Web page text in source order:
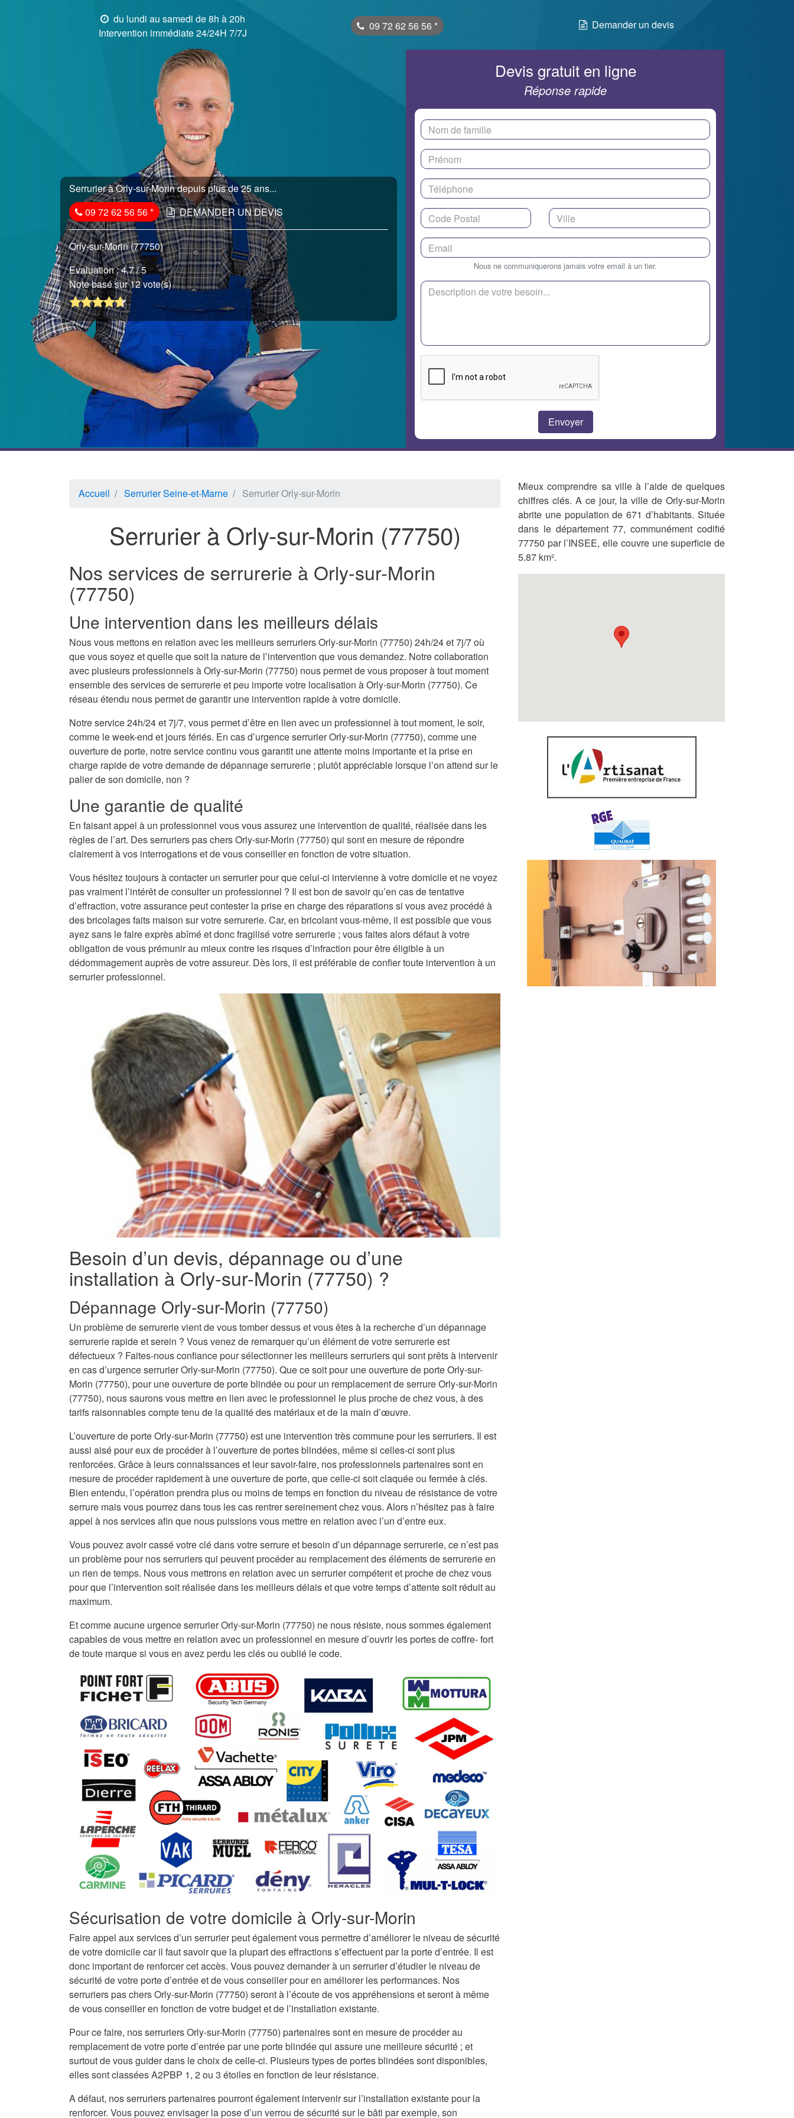
du lundi au samedi de 8h à 20h
Intervention immédiate 24/24H 7/7J
09 72 62 56 56 * Demander un devis
Serrurier à Orly-sur-Morin depuis plus de 25 ans...
09 72 62 56 56* DEMANDER UN DEVIS
Orly-sur-Morin (77750)
Evaluation :4.7/ 5
Note basé sur 12 vote(s)
Devis gratuit en ligne
Réponse rapide
Nous ne communiquerons jamais votre email à un tier.
Accueil Serrurier Seine-et-Marne Serrurier Orly-sur-Morin
Serrurier à Orly-sur-Morin (77750)
Nos services de serrurerie à Orly-sur-Morin
(77750)
Une intervention dans les meilleurs délais
Nous vous mettons en relation avec les meilleurs serruriers Orly-sur-Morin (77750) 24h/24 et 7j/7 où
que vous soyez et quelle que soit la nature de l’intervention que vous demandez. Notre collaboration
avec plusieurs professionnels à Orly-sur-Morin (77750) nous permet de vous proposer à tout moment
ensemble des services de serrurerie et peu importe votre localisation à Orly-sur-Morin (77750). Ce
réseau étendu nous permet de garantir une intervention rapide à votre domicile.
Notre service 24h/24 et 7j/7, vous permet d’être en lien avec un professionnel à tout moment, le soir,
comme le week-end et jours fériés. En cas d’urgence serrurier Orly-sur-Morin (77750), comme une
ouverture de porte, notre service continu vous garantit une attente moins importante et la prise en
charge rapide de votre demande de dépannage serrurerie ; plutôt appréciable lorsque l’on attend sur le
palier de son domicile, non ?
Une garantie de qualité
En faisant appel à un professionnel vous vous assurez une intervention de qualité, réalisée dans les
règles de l’art. Des serruriers pas chers Orly-sur-Morin (77750) qui sont en mesure de répondre
clairement à vos interrogations et de vous conseiller en fonction de votre situation.
Vous hésitez toujours à contacter un serrurier pour que celui-ci intervienne à votre domicile et ne voyez
pas vraiment l’intérêt de consulter un professionnel ? Il est bon de savoir qu’en cas de tentative
d’effraction, votre assurance peut contester la prise en charge des réparations si vous avez procédé à
des bricolages faits maison sur votre serrurerie. Car, en bricolant vous-même, il est possible que vous
ayez sans le faire exprès abîmé et donc fragilisé votre serrurerie ; vous faites alors défaut à votre
obligation de vous prémunir au mieux contre les risques d’infraction pour être éligible à un
dédommagement auprès de votre assureur. Dès lors, il est préférable de confier toute intervention à un
serrurier professionnel.
Besoin d’un devis, dépannage ou d’une
installation à Orly-sur-Morin (77750) ?
Dépannage Orly-sur-Morin (77750)
Un problème de serrurerie vient de vous tomber dessus et vous êtes à la recherche d’un dépannage
serrurerie rapide et serein ? Vous venez de remarquer qu’un élément de votre serrurerie est
défectueux ? Faites-nous confiance pour sélectionner les meilleurs serruriers qui sont prêts à intervenir
en cas d’urgence serrurier Orly-sur-Morin (77750). Que ce soit pour une ouverture de porte Orly-sur-
Morin (77750), pour une ouverture de porte blindée ou pour un remplacement de serrure Orly-sur-Morin
(77750), nous saurons vous mettre en lien avec le professionnel le plus proche de chez vous, à des
tarifs raisonnables compte tenu de la qualité des matériaux et de la main d’œuvre.
L’ouverture de porte Orly-sur-Morin (77750) est une intervention très commune pour les serruriers. Il est
aussi aisé pour eux de procéder à l’ouverture de portes blindées, même si celles-ci sont plus
renforcées. Grâce à leurs connaissances et leur savoir-faire, nos professionnels partenaires sont en
mesure de procéder rapidement à une ouverture de porte, que celle-ci soit claquée ou fermée à clés.
Bien entendu, l’opération prendra plus ou moins de temps en fonction du niveau de résistance de votre
serrure mais vous pourrez dans tous les cas rentrer sereinement chez vous. Alors n’hésitez pas à faire
appel à nos services afin que nous puissions vous mettre en relation avec l’un d’entre eux.
Vous pouvez avoir cassé votre clé dans votre serrure et besoin d’un dépannage serrurerie, ce n’est pas
un problème pour nos serruriers qui peuvent procéder au remplacement des éléments de serrurerie en
un rien de temps. Nous vous mettrons en relation avec un serrurier compétent et proche de chez vous
pour que l’intervention soit réalisée dans les meilleurs délais et que votre temps d’attente soit réduit au
maximum.
Et comme aucune urgence serrurier Orly-sur-Morin (77750) ne nous résiste, nous sommes également
capables de vous mettre en relation avec un professionnel en mesure d’ouvrir les portes de coffre- fort
de toute marque si vous en avez perdu les clés ou oublié le code.
Sécurisation de votre domicile à Orly-sur-Morin
Faire appel aux services d’un serrurier peut également vous permettre d’améliorer le niveau de sécurité
de votre domicile car il faut savoir que la plupart des effractions s’effectuent par la porte d’entrée. Il est
donc important de renforcer cet accès. Vous pouvez demander à un serrurier d’étudier le niveau de
sécurité de votre porte d’entrée et de vous conseiller pour en améliorer les performances. Nos
serruriers pas chers Orly-sur-Morin (77750) seront à l’écoute de vos appréhensions et seront à même
de vous conseiller en fonction de votre budget et de l’installation existante.
Pour ce faire, nos serruriers Orly-sur-Morin (77750) partenaires sont en mesure de procéder au
remplacement de votre porte d’entrée par une porte blindée qui assure une meilleure sécurité ; et
surtout de vous guider dans le choix de celle-ci. Plusieurs types de portes blindées sont disponibles,
elles sont classées A2PBP 1, 2 ou 3 étoiles en fonction de leur résistance.
A défaut, nos serruriers partenaires pourront également intervenir sur l’installation existante pour la
renforcer. Vous pouvez envisager la pose d’un verrou de sécurité sur le bâti par exemple, son
Mieux comprendre sa ville à l’aide de quelques
chiffres clés. A ce jour, la ville de Orly-sur-Morin
abrite une population de 671 d’habitants. Située
dans le département 77, communément codifié
77750 par l’INSEE, elle couvre une superficie de
5.87 km².